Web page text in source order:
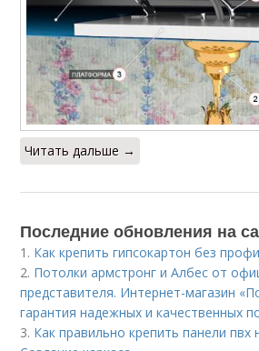
Читать дальше →
Последние обновления на
1. Как крепить гипсокартон без
2. Потолки армстронг и Албес от
представителя. Интернет-магазин
гарантия надежных и качественных
3. Как правильно крепить панели пвх